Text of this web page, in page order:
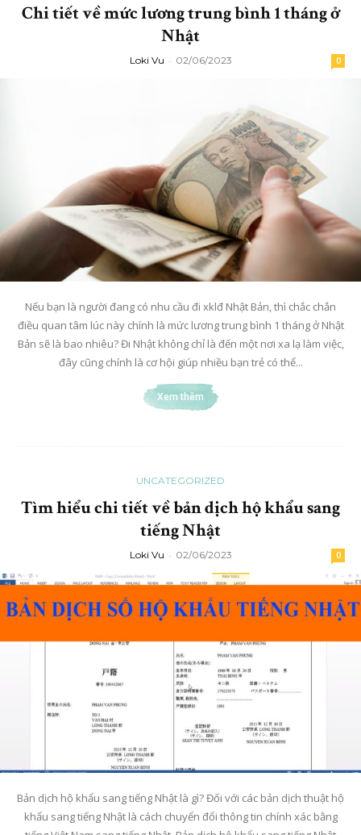
Chi tiết về mức lương trung bình 1 tháng ở
Nhật
Loki Vu - 02/06/2023 0
Nếu bạn là người đang có nhu cầu đi xklđ Nhật Bản, thì chắc chắn
điều quan tâm lúc này chính là mức lương trung bình 1 tháng ở Nhật
Bản sẽ là bao nhiêu? Đi Nhật không chỉ là đến một nơi xa lạ làm việc,
đây cũng chính là cơ hội giúp nhiều bạn trẻ có thể...
Xem thêm
UNCATEGORIZED
Tìm hiểu chi tiết về bản dịch hộ khẩu sang
tiếng Nhật
Loki Vu - 02/06/2023 0
Bản dịch hộ khẩu sang tiếng Nhật là gì? Đối với các bản dịch thuật hộ
khẩu sang tiếng Nhật là cách chuyển đổi thông tin chính xác bằng